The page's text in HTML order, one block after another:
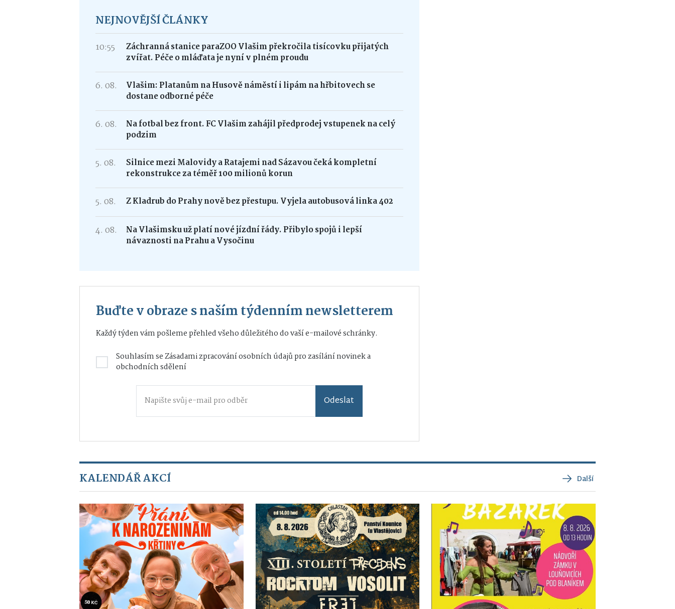
NEJNOVĚJŠÍ ČLÁNKY
10:55
Záchranná stanice paraZOO Vlašim překročila tisícovku přijatých
zvířat. Péče o mláďata je nyní v plném proudu
6. 08.
Vlašim: Platanům na Husově náměstí i lipám na hřbitovech se
dostane odborné péče
6. 08.
Na fotbal bez front. FC Vlašim zahájil předprodej vstupenek na celý
podzim
5. 08.
Silnice mezi Malovidy a Ratajemi nad Sázavou čeká kompletní
rekonstrukce za téměř 100 milionů korun
5. 08. Z Kladrub do Prahy nově bez přestupu. Vyjela autobusová linka 402
4. 08.
Na Vlašimsku už platí nové jízdní řády. Přibylo spojů i lepší
návaznosti na Prahu a Vysočinu
Buďte v obraze s naším týdenním newsletterem
Každý týden vám pošleme přehled všeho důležitého do vaší e-mailové schránky.
Souhlasím seZásadami zpracování osobních údajůpro zasílání novinek a
obchodních sdělení
Odeslat
KALENDÁŘ AKCÍ Další